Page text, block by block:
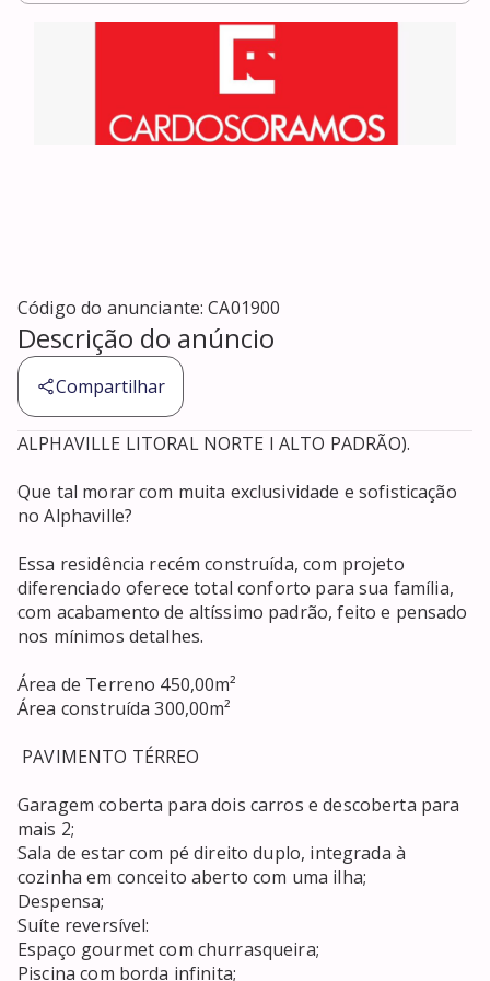
Código do anunciante:CA01900
Descrição do anúncio
Compartilhar
ALPHAVILLE LITORAL NORTE I ALTO PADRÃO).
Que tal morar com muita exclusividade e sofisticação
no Alphaville?
Essa residência recém construída, com projeto
diferenciado oferece total conforto para sua família,
com acabamento de altíssimo padrão, feito e pensado
nos mínimos detalhes.
Área de Terreno 450,00m²
Área construída 300,00m²
Garagem coberta para dois carros e descoberta para
mais 2;
Sala de estar com pé direito duplo, integrada à
cozinha em conceito aberto com uma ilha;
Despensa;
Suíte reversível:
Espaço gourmet com churrasqueira;
Piscina com borda infinita;